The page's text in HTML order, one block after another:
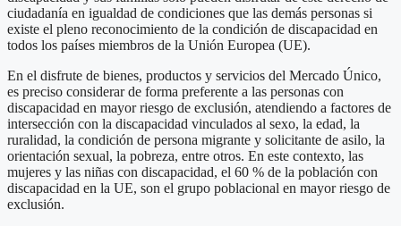
ciudadanía en igualdad de condiciones que las demás personas si
existe el pleno reconocimiento de la condición de discapacidad en
todos los países miembros de la Unión Europea (UE).
En el disfrute de bienes, productos y servicios del Mercado Único,
es preciso considerar de forma preferente a las personas con
discapacidad en mayor riesgo de exclusión, atendiendo a factores de
intersección con la discapacidad vinculados al sexo, la edad, la
ruralidad, la condición de persona migrante y solicitante de asilo, la
orientación sexual, la pobreza, entre otros. En este contexto, las
mujeres y las niñas con discapacidad, el 60 % de la población con
discapacidad en la UE, son el grupo poblacional en mayor riesgo de
exclusión.